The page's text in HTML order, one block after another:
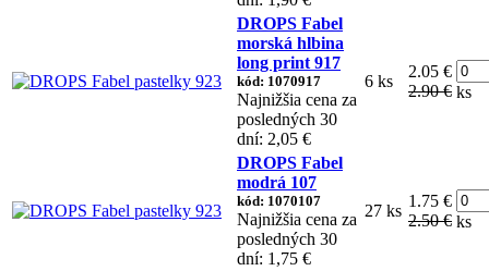
DROPS Fabel
morská hlbina
long print 917
kód: 1070917
Najnižšia cena za
posledných 30
dní: 2,05 €
6 ks
2.05 €
2.90 € ks
DROPS Fabel
modrá 107
kód: 1070107
Najnižšia cena za
posledných 30
dní: 1,75 €
27 ks
1.75 €
2.50 € ks